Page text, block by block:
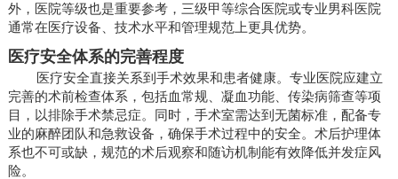
外，医院等级也是重要参考，三级甲等综合医院或专业男科医院
通常在医疗设备、技术水平和管理规范上更具优势。
医疗安全体系的完善程度
医疗安全直接关系到手术效果和患者健康。专业医院应建立
完善的术前检查体系，包括血常规、凝血功能、传染病筛查等项
目，以排除手术禁忌症。同时，手术室需达到无菌标准，配备专
业的麻醉团队和急救设备，确保手术过程中的安全。术后护理体
系也不可或缺，规范的术后观察和随访机制能有效降低并发症风
险。